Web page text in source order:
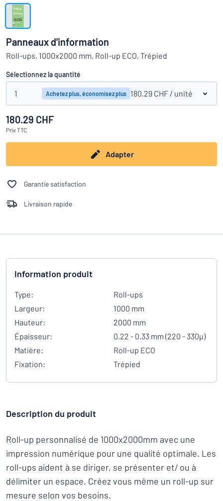
parvenez pas à trouver ce que vous cherchez ?
Montrer toutes les catégories
Demande
devis
Se
connecter
Service
clients
Particulier / Entreprise
Français
Panneaux d'information
Roll-ups, 1000x2000 mm, Roll-up ECO, Trépied
Sélectionnez la quantité
1 Achetez plus, économisez plus 180.29 CHF / unité
180.29 CHF
PrixTTC
Adapter
Garantie satisfaction
Livraison rapide
Information produit
Type:
Roll-ups
Largeur:
1000 mm
Hauteur:
2000 mm
Épaisseur:
0.22 - 0.33 mm (220 - 330µ)
Matière:
Roll-up ECO
Fixation:
Trépied
Description du produit
Roll-up personnalisé de 1000x2000mm avec une
impression numérique pour une qualité optimale. Les
roll-ups aident à se diriger, se présenter et/ ou à
délimiter un espace. Créez vous même un roll-up sur
mesure selon vos besoins.